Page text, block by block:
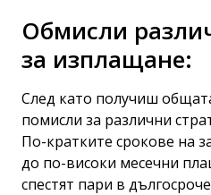
Обмисли
за изплащане:
След като получиш
помисли за различни
По-кратките срокове на
до по-високи месечни
спестят пари в